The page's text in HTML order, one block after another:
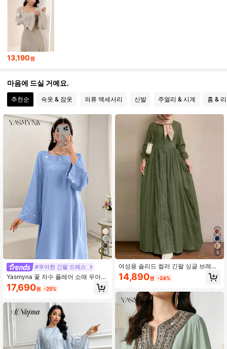
13,190원
마음에 드실 거예요.
추천순 속옷 & 잠옷 의류 액세서리 신발 주얼리 & 시계 홈 &
14
#우아한 긴팔 드레스
Yasmyna 꽃 자수 플레어 소매 우아한
블루 블라우스
17,690원 -25%
5
여성용 솔리드 컬러 긴팔 싱글 브레스
트 캐주얼 아라비안 드레스 봄 가을
14,890원 -24%